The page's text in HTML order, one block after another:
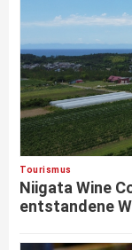
Tourismus
Niigata Wine
entstandene